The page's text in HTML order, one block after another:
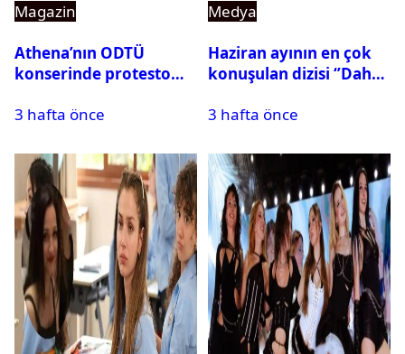
Magazin
Athena’nın ODTÜ
konserinde protesto
3 hafta önce
Medya
Haziran ayının en çok
konuşulan dizisi ‘’Daha
3 hafta önce